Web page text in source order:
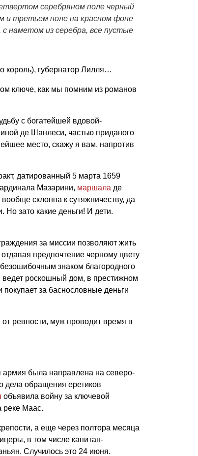
серебряном поле черный
и третьем поле на красном фоне
наметом из серебра, все пустые
король), губернатор Лилля…
ключе, как мы помним из романов
с богатейшей вдовой-
де Шанлеси, частью приданого
место, скажу я вам, напротив
датированный 5 марта 1659
Мазарини, маршала де
склонна к сутяжничеству, да
Но зато какие деньги! И дети.
за миссии позволяют жить
предпочтение черному цвету
знаком благородного
роскошный дом, в престижном
за баснословные деньги
ревности, муж проводит время в
армия была направлена на северо-
дела обращения еретиков
объявила войну за ключевой
реке Маас.
а еще через полтора месяца
в том числе капитан-
Случилось это 24 июня.